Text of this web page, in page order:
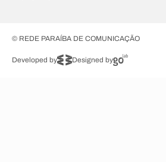
© REDE PARAÍBA DE COMUNICAÇÃO
Developed by Designed by